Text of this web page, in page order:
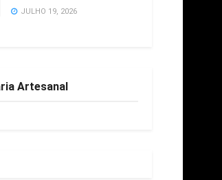
JULHO 19, 2026
Artesanal